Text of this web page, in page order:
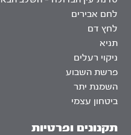
לחם אבירים
לחץ דם
תניא
ניקוי רעלים
פרשת השבוע
השמנת יתר
ביטחון עצמי
תקנונים ופרטיות